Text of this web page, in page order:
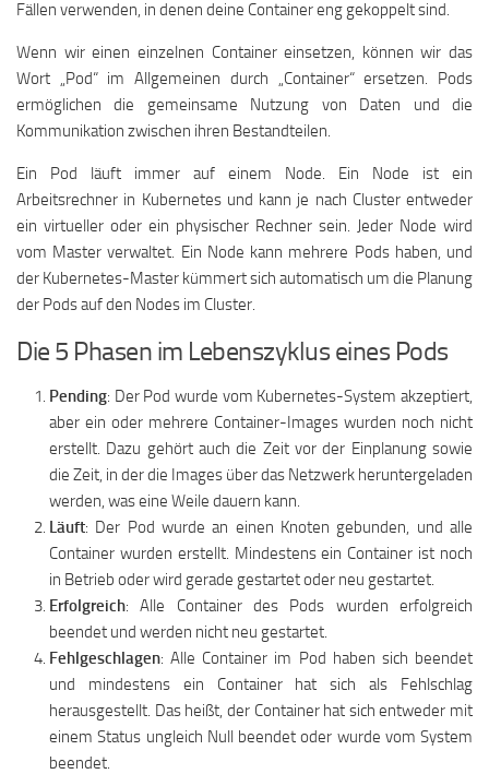
Fällen verwenden, in denen deine Container eng gekoppelt sind.
Wenn wir einen einzelnen Container einsetzen, können wir das
Wort „Pod“ im Allgemeinen durch „Container“ ersetzen. Pods
ermöglichen die gemeinsame Nutzung von Daten und die
Kommunikation zwischen ihren Bestandteilen.
Ein Pod läuft immer auf einem Node. Ein Node ist ein
Arbeitsrechner in Kubernetes und kann je nach Cluster entweder
ein virtueller oder ein physischer Rechner sein. Jeder Node wird
vom Master verwaltet. Ein Node kann mehrere Pods haben, und
der Kubernetes-Master kümmert sich automatisch um die Planung
der Pods auf den Nodes im Cluster.
Die 5 Phasen im Lebenszyklus eines Pods
Pending: Der Pod wurde vom Kubernetes-System akzeptiert,
aber ein oder mehrere Container-Images wurden noch nicht
erstellt. Dazu gehört auch die Zeit vor der Einplanung sowie
die Zeit, in der die Images über das Netzwerk heruntergeladen
werden, was eine Weile dauern kann.
Läuft: Der Pod wurde an einen Knoten gebunden, und alle
Container wurden erstellt. Mindestens ein Container ist noch
in Betrieb oder wird gerade gestartet oder neu gestartet.
Erfolgreich: Alle Container des Pods wurden erfolgreich
beendet und werden nicht neu gestartet.
Fehlgeschlagen: Alle Container im Pod haben sich beendet
und mindestens ein Container hat sich als Fehlschlag
herausgestellt. Das heißt, der Container hat sich entweder mit
einem Status ungleich Null beendet oder wurde vom System
beendet.